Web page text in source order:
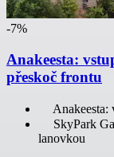
-7%
Anakeesta:
přeskoč frontu
Anakeesta:
SkyPark
lanovkou